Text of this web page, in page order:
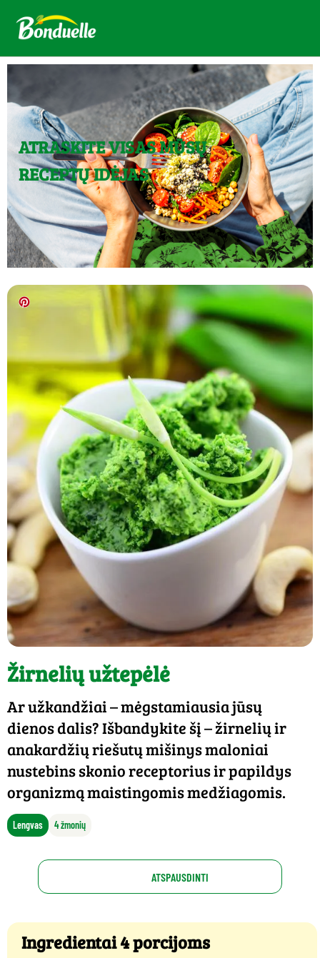
ATRASKITE VISAS MŪSŲ
RECEPTŲ IDĖJAS
Žirnelių užtepėlė
Ar užkandžiai – mėgstamiausia jūsų
dienos dalis? Išbandykite šį – žirnelių ir
anakardžių riešutų mišinys maloniai
nustebins skonio receptorius ir papildys
organizmą maistingomis medžiagomis.
Lengvas 4 žmonių
ATSPAUSDINTI
Ingredientai 4 porcijoms